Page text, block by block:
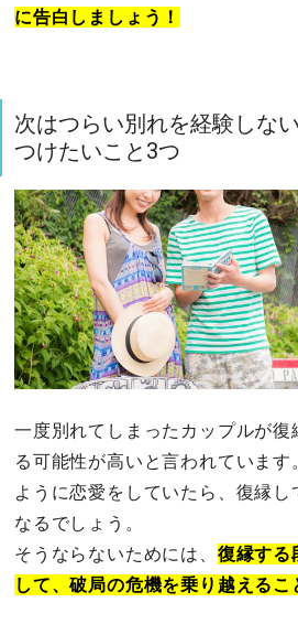
に告白しましょう！
次はつらい別れを経験しな
つけたいこと3つ
一度別れてしまったカップルが復
る可能性が高いと言われています
ように恋愛をしていたら、復縁
なるでしょう。
そうならないためには、 復縁する
して、破局の危機を乗り越えるこ